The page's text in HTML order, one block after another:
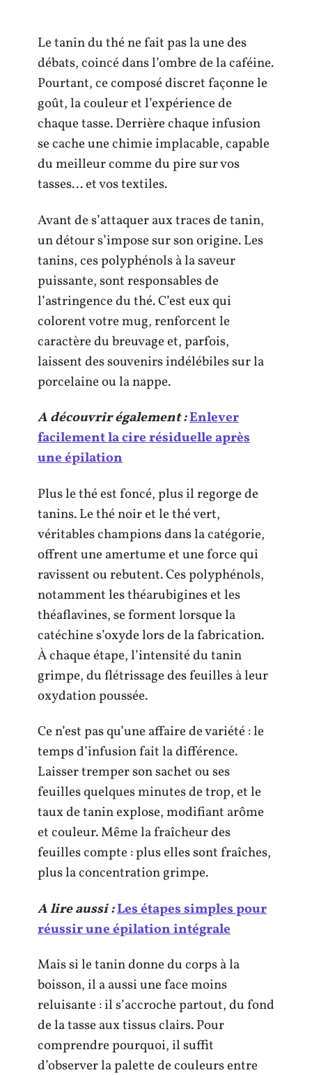
Le tanin du thé ne fait pas la une des
débats, coincé dans l’ombre de la caféine.
Pourtant, ce composé discret façonne le
goût, la couleur et l’expérience de
chaque tasse. Derrière chaque infusion
se cache une chimie implacable, capable
du meilleur comme du pire sur vos
tasses… et vos textiles.
Avant de s’attaquer aux traces de tanin,
un détour s’impose sur son origine. Les
tanins, ces polyphénols à la saveur
puissante, sont responsables de
l’astringence du thé. C’est eux qui
colorent votre mug, renforcent le
caractère du breuvage et, parfois,
laissent des souvenirs indélébiles sur la
porcelaine ou la nappe.
A découvrir également :Enlever
facilement la cire résiduelle après
une épilation
Plus le thé est foncé, plus il regorge de
tanins. Le thé noir et le thé vert,
véritables champions dans la catégorie,
offrent une amertume et une force qui
ravissent ou rebutent. Ces polyphénols,
notamment les théarubigines et les
théaflavines, se forment lorsque la
catéchine s’oxyde lors de la fabrication.
À chaque étape, l’intensité du tanin
grimpe, du flétrissage des feuilles à leur
oxydation poussée.
Ce n’est pas qu’une affaire de variété : le
temps d’infusion fait la différence.
Laisser tremper son sachet ou ses
feuilles quelques minutes de trop, et le
taux de tanin explose, modifiant arôme
et couleur. Même la fraîcheur des
feuilles compte : plus elles sont fraîches,
plus la concentration grimpe.
A lire aussi :Les étapes simples pour
réussir une épilation intégrale
Mais si le tanin donne du corps à la
boisson, il a aussi une face moins
reluisante : il s’accroche partout, du fond
de la tasse aux tissus clairs. Pour
comprendre pourquoi, il suffit
d’observer la palette de couleurs entre